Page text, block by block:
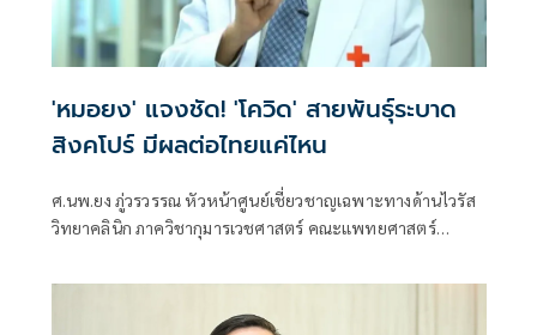
'หมอยง' แจงชัด! 'โควิด' สายพันธุ์ระบาด
สิงคโปร์ มีผลต่อไทยแค่ไหน
ศ.นพ.ยง ภู่วรวรรณ หัวหน้าศูนย์เชี่ยวชาญเฉพาะทางด้านไวรัส
วิทยาคลินิก ภาควิชากุมารเวชศาสตร์ คณะแพทยศาสตร์